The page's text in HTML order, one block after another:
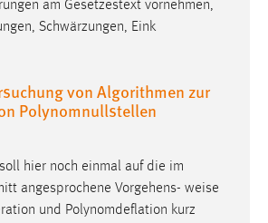
am Gesetzestext vornehmen,
Schwärzungen, Eink
von Algorithmen zur
Polynomnullstellen
hier noch einmal auf die im
angesprochene Vorgehens- weise
und Polynomdeflation kurz